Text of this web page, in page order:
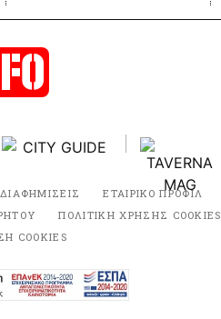
ΔΙΑΦΗΜΙΣΕΙΣ ΕΤΑΙΡΙΚΟ ΠΡΟΦΙΛ
ΠΟΛΙΤΙΚΗ ΧΡΗΣΗΣ COOKIES
COOKIES